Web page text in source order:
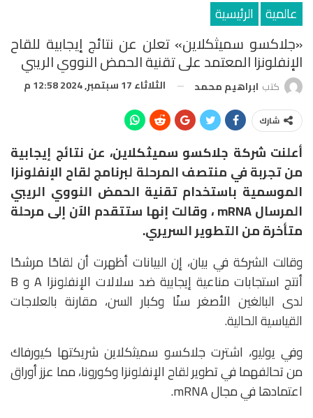
عالمية الرئيسية
«جلاكسو سميثكلاين» تعلن عن نتائج إيجابية للقاح
الإنفلونزا المعتمد على تقنية الحمض النووي الريبي
كتب ابراهيم محمد الثلاثاء 17 سبتمبر, 2024 12:58 م
شارك
أعلنت شركة جلاكسو سميثكلاين، عن نتائج إيجابية
من تجربة في منتصف المرحلة لبرنامج لقاح الإنفلونزا
الموسمية باستخدام تقنية الحمض النووي الريبي
المرسال mRNA ، وقالت إنها ستتقدم الآن إلى مرحلة
متأخرة من التطوير السريري.
وقالت الشركة في بيان، إن البيانات أظهرت أن لقاحًا مرشحًا
أنتج استجابات مناعية إيجابية ضد سلالات الإنفلونزا A و B
لدى البالغين الأصغر سنًا وكبار السن، مقارنة بالعلاجات
القياسية الحالية.
وفي يوليو، اشترت جلاكسو سميثكلاين شريكتها كيورفاك
من تحالفهما في تطوير لقاح الإنفلونزا وكورونا، مما عزز أوراق
اعتمادها في مجال mRNA.